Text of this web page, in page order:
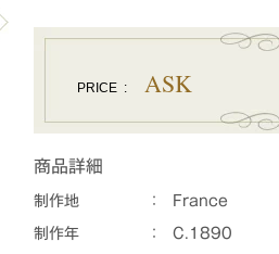
PRICE : ASK
商品詳細
制作地 ： France
制作年 ： C.1890